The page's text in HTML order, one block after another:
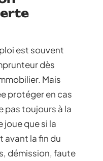
est souvent
dès
Mais
protéger en cas
pas toujours à la
joue que si la
avant la fin du
démission, faute